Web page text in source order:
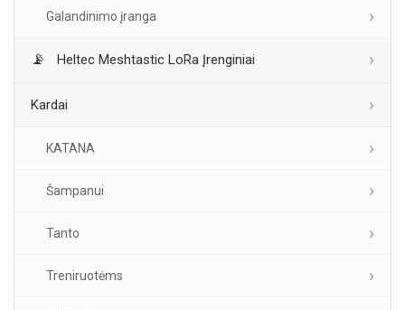
Galandinimo įranga
Heltec Meshtastic LoRa Įrenginiai
Kardai
KATANA
Šampanui
Tanto
Treniruotėms